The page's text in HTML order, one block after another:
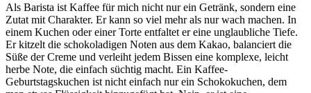
Als Barista ist Kaffee für mich nicht nur ein Getränk, sondern eine
Zutat mit Charakter. Er kann so viel mehr als nur wach machen. In
einem Kuchen oder einer Torte entfaltet er eine unglaubliche Tiefe.
Er kitzelt die schokoladigen Noten aus dem Kakao, balanciert die
Süße der Creme und verleiht jedem Bissen eine komplexe, leicht
herbe Note, die einfach süchtig macht. Ein Kaffee-
Geburtstagskuchen ist nicht einfach nur ein Schokokuchen, dem